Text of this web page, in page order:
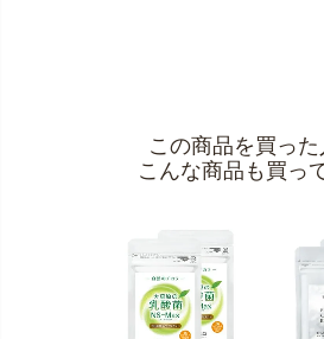
この商品を買った
こんな商品も買っ